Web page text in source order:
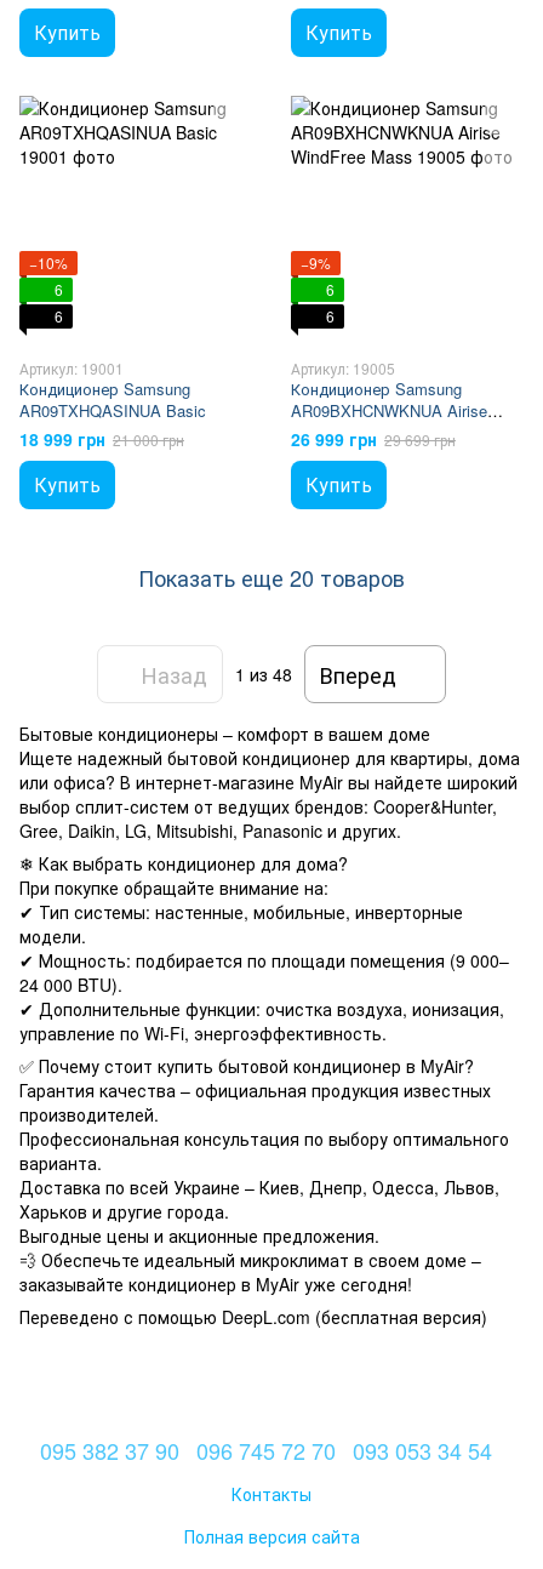
Купить Купить
−10%
6
6
Артикул: 19001
Кондиционер Samsung
AR09TXHQASINUA Basic
18 999 грн 21 000 грн
Купить
−9%
6
6
Артикул: 19005
Кондиционер Samsung
AR09BXHCNWKNUA Airise
WindFree Mass
26 999 грн 29 699 грн
Купить
Показать еще 20 товаров
Назад 1 из 48 Вперед
Бытовые кондиционеры – комфорт в вашем доме
Ищете надежный бытовой кондиционер для квартиры, дома
или офиса? В интернет-магазине MyAir вы найдете широкий
выбор сплит-систем от ведущих брендов: Cooper&Hunter,
Gree, Daikin, LG, Mitsubishi, Panasonic и других.
❄ Как выбрать кондиционер для дома?
При покупке обращайте внимание на:
✔ Тип системы: настенные, мобильные, инверторные
модели.
✔ Мощность: подбирается по площади помещения (9 000–
24 000 BTU).
✔ Дополнительные функции: очистка воздуха, ионизация,
управление по Wi-Fi, энергоэффективность.
✅ Почему стоит купить бытовой кондиционер в MyAir?
Гарантия качества – официальная продукция известных
производителей.
Профессиональная консультация по выбору оптимального
варианта.
Доставка по всей Украине – Киев, Днепр, Одесса, Львов,
Харьков и другие города.
Выгодные цены и акционные предложения.
💨 Обеспечьте идеальный микроклимат в своем доме –
заказывайте кондиционер в MyAir уже сегодня!
Переведено с помощью DeepL.com (бесплатная версия)
095 382 37 90 096 745 72 70 093 053 34 54
Контакты
Полная версия сайта